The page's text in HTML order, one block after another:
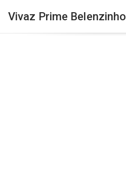
Vivaz Prime Belenzinho